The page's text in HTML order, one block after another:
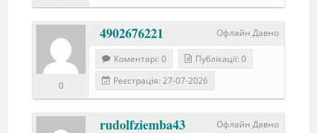
Офлайн Давно
4902676221
0
Коментарі: 0
Публікації: 0
Реєстрація: 27-07-2026
Офлайн Давно
rudolfziemba43